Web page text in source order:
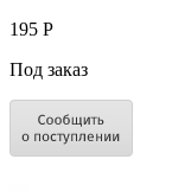
195 Р
Под заказ